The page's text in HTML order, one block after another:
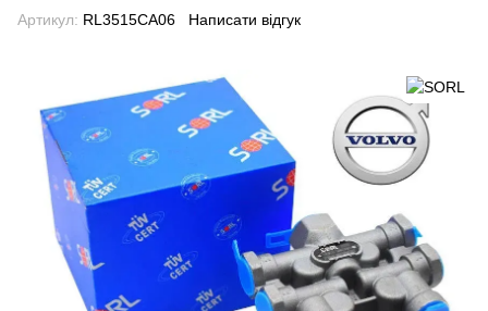
Артикул: RL3515CA06 Написати відгук